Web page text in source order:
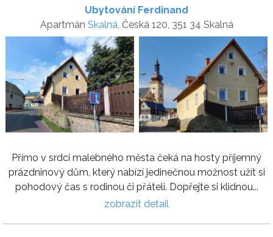
Ubytování Ferdinand
Apartmán Skalná, Česká 120, 351 34 Skalná
Přímo v srdci malebného města čeká na hosty příjemný
prázdninový dům, který nabízí jedinečnou možnost užít si
pohodový čas s rodinou či přáteli. Dopřejte si klidnou...
zobrazit detail